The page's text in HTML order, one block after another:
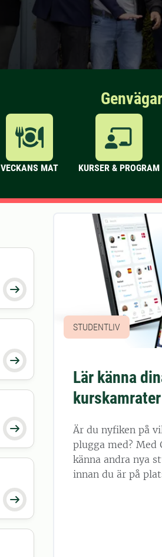
VECKANS MAT KURSER & PROGRAM




STUDENTLIV
Lär känna
kurskamrater
Är du nyfiken på
plugga med? Med
känna andra nya
innan du är på